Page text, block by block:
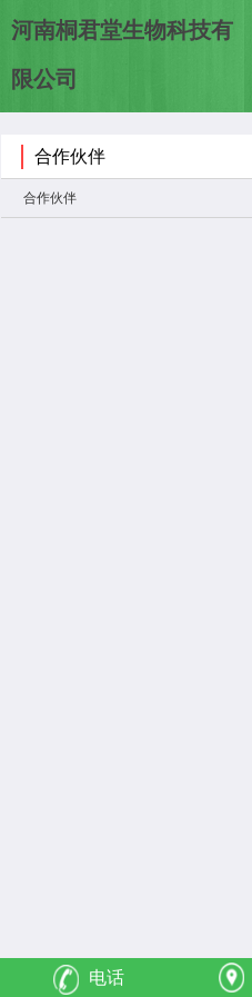
河南桐君堂生物科技有
限公司
合作伙伴
合作伙伴
电话